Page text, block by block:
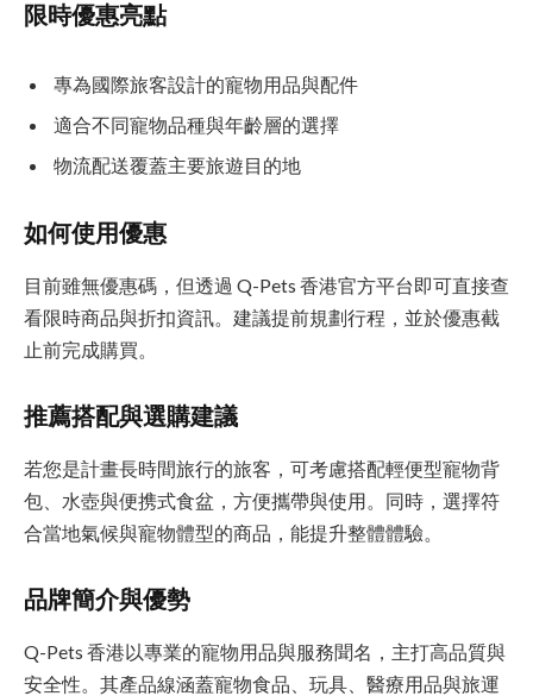
限時優惠亮點
專為國際旅客設計的寵物用品與配件
適合不同寵物品種與年齡層的選擇
物流配送覆蓋主要旅遊目的地
如何使用優惠
目前雖無優惠碼，但透過 Q-Pets 香港官方平台即可直接查
看限時商品與折扣資訊。建議提前規劃行程，並於優惠截
止前完成購買。
推薦搭配與選購建議
若您是計畫長時間旅行的旅客，可考慮搭配輕便型寵物背
包、水壺與便携式食盆，方便攜帶與使用。同時，選擇符
合當地氣候與寵物體型的商品，能提升整體體驗。
品牌簡介與優勢
Q-Pets 香港以專業的寵物用品與服務聞名，主打高品質與
安全性。其產品線涵蓋寵物食品、玩具、醫療用品與旅運